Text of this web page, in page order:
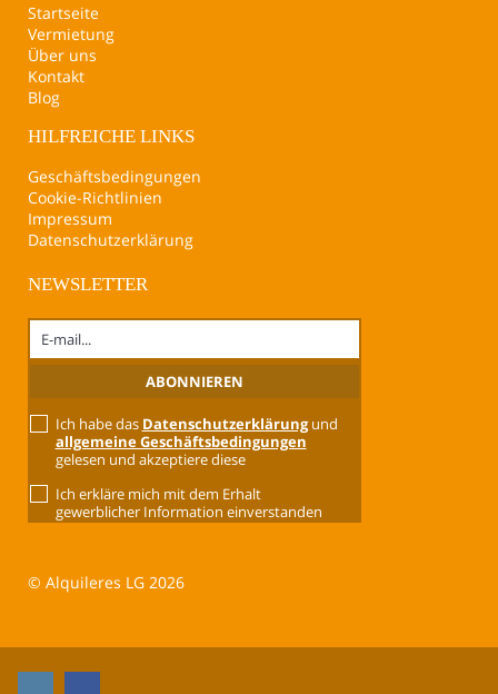
Startseite
Vermietung
Über uns
Kontakt
Blog
HILFREICHE LINKS
Geschäftsbedingungen
Cookie-Richtlinien
Impressum
Datenschutzerklärung
NEWSLETTER
Ich habe das Datenschutzerklärungund
allgemeine Geschäftsbedingungen
gelesen und akzeptiere diese
Ich erkläre mich mit dem Erhalt
gewerblicher Information einverstanden
© Alquileres LG 2026